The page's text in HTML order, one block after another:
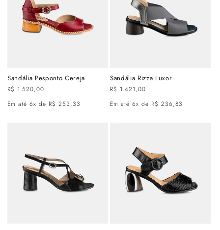
Sandália Pesponto Cereja
Preço
R$ 1.520,00
Em até 6x de R$ 253,33
Sandália Rizza Luxor
Preço
R$ 1.421,00
Em até 6x de R$ 236,83